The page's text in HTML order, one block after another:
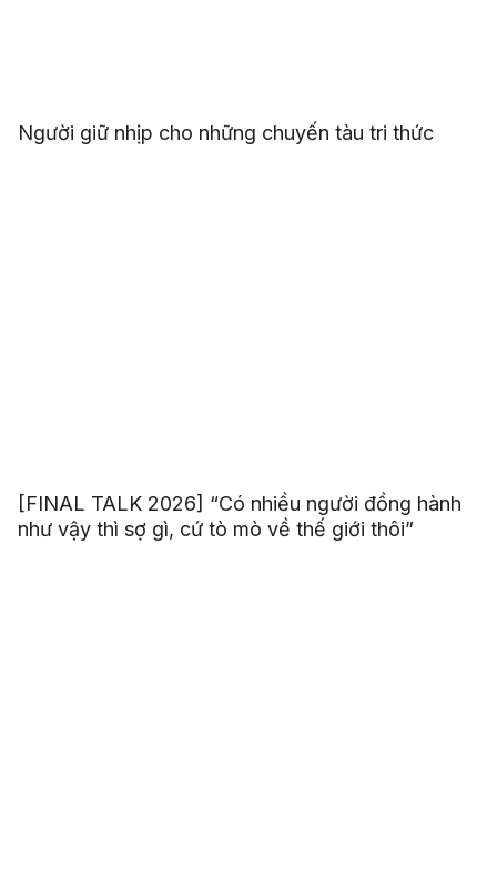
Người giữ nhịp cho những chuyến tàu tri thức
[FINAL TALK 2026] “Có nhiều người đồng hành
như vậy thì sợ gì, cứ tò mò về thế giới thôi”